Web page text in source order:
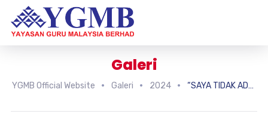
Galeri
YGMB Official Website Galeri 2024 “SAYA TIDAK ADA INSURAN LAIN, HANYA YGMB SAHAJA” – NORHAZFIZI AZIM, AKP PPD BERA